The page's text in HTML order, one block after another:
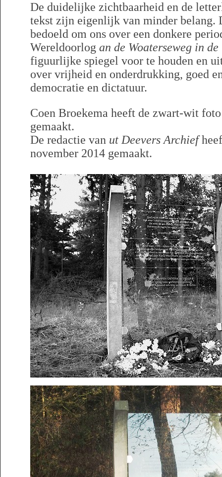
De duidelijke zichtbaarheid en de
tekst zijn eigenlijk van minder belang.
bedoeld om ons over een donkere
Wereldoorlog an de Woaterseweg in
figuurlijke spiegel voor te houden en
over vrijheid en onderdrukking, goed
democratie en dictatuur.
Coen Broekema heeft de zwart-wit
gemaakt.
De redactie van ut Deevers Archief
november 2014 gemaakt.